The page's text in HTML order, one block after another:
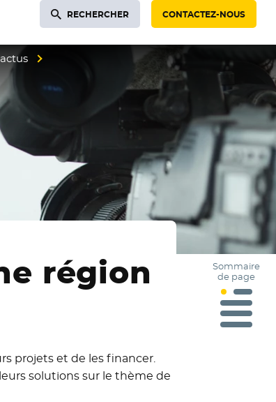
RECHERCHER CONTACTEZ-NOUS
région
projets et de les financer.
solutions sur le thème de
Sommaire
de page